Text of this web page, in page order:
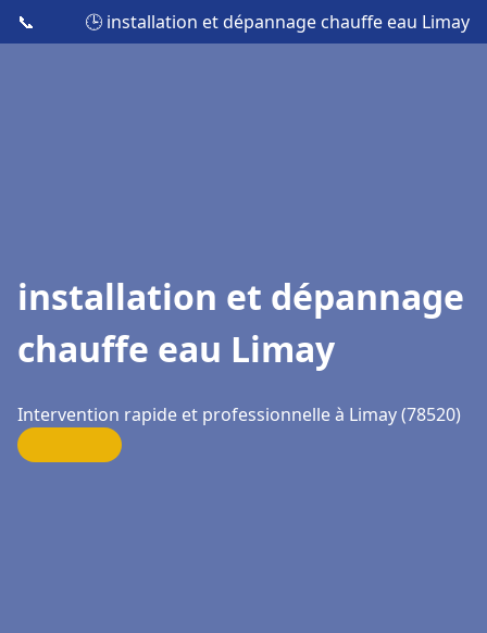
📞 🕒 installation et dépannage chauffe eau Limay
installation et dépannage
chauffe eau Limay
Intervention rapide et professionnelle à Limay (78520)